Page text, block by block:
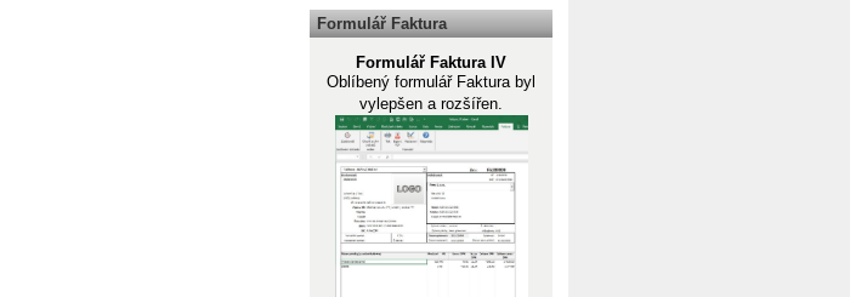
Formulář Faktura
Formulář Faktura IV
Oblíbený formulář Faktura byl
vylepšen a rozšířen.